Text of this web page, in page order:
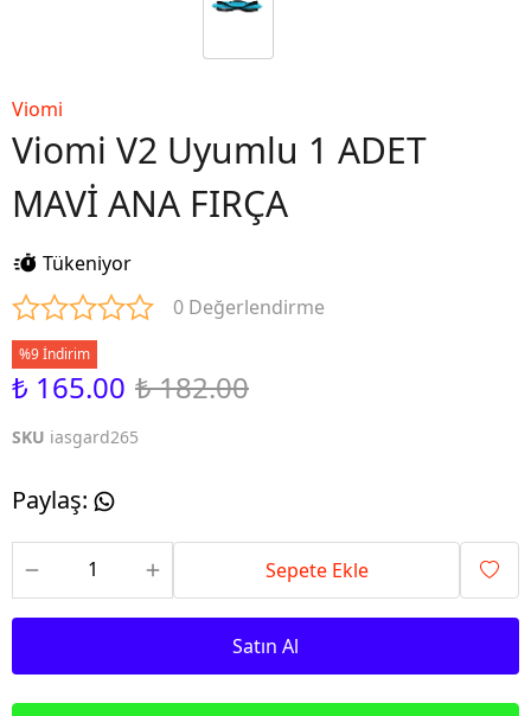
Viomi
Viomi V2 Uyumlu 1 ADET
MAVİ ANA FIRÇA
Tükeniyor
0 Değerlendirme
%9 İndirim
₺ 165.00 ₺ 182.00
SKU iasgard265
Paylaş:
Sepete Ekle
Satın Al